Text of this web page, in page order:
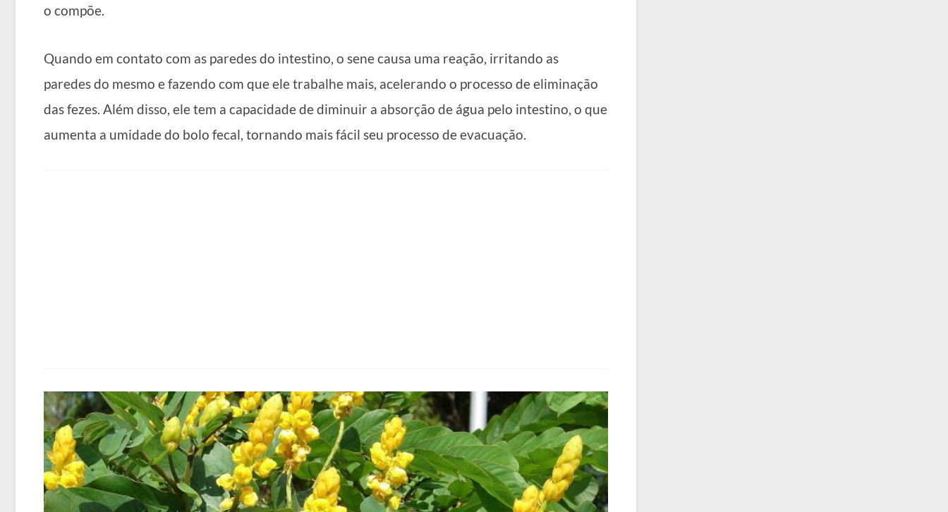
o compõe.
Quando em contato com as paredes do intestino, o sene causa uma reação, irritando as
paredes do mesmo e fazendo com que ele trabalhe mais, acelerando o processo de eliminação
das fezes. Além disso, ele tem a capacidade de diminuir a absorção de água pelo intestino, o que
aumenta a umidade do bolo fecal, tornando mais fácil seu processo de evacuação.